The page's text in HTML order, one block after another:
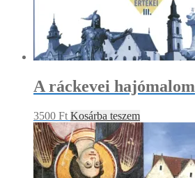
A ráckevei hajómalom
3500 Ft Kosárba teszem